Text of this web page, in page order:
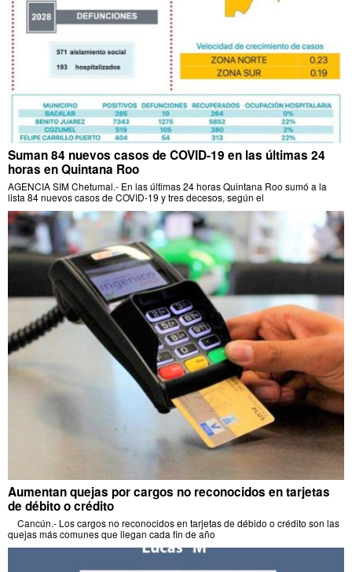
Suman 84 nuevos casos de COVID-19 en las últimas 24
horas en Quintana Roo
AGENCIA SIM Chetumal.- En las últimas 24 horas Quintana Roo sumó a la
lista 84 nuevos casos de COVID-19 y tres decesos, según el
Aumentan quejas por cargos no reconocidos en tarjetas
de débito o crédito
Cancún.- Los cargos no reconocidos en tarjetas de débido o crédito son las
quejas más comunes que llegan cada fin de año